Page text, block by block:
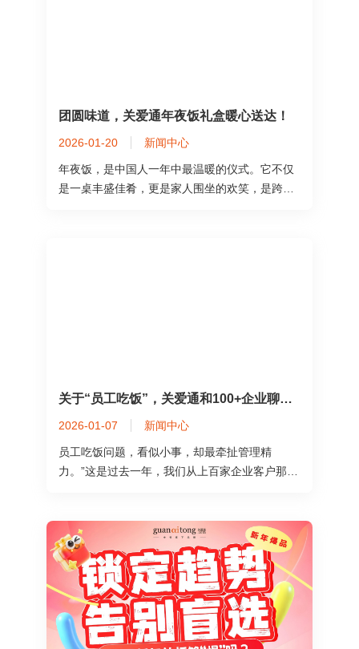
团圆味道，关爱通年夜饭礼盒暖心送达！
2026-01-20 新闻中心
年夜饭，是中国人一年中最温暖的仪式。它不仅
是一桌丰盛佳肴，更是家人围坐的欢笑，是跨越
关于“员工吃饭”，关爱通和100+企业聊完后...
2026-01-07 新闻中心
员工吃饭问题，看似小事，却最牵扯管理精
力。”这是过去一年，我们从上百家企业客户那